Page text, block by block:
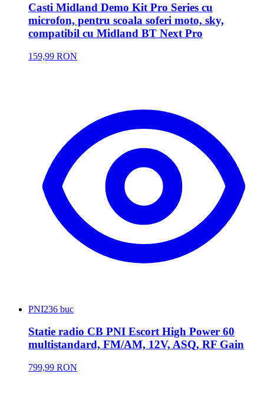
Casti Midland Demo Kit Pro Series cu
microfon, pentru scoala soferi moto, sky,
compatibil cu Midland BT Next Pro
159,99 RON
PNI236 buc
Statie radio CB PNI Escort High Power 60
multistandard, FM/AM, 12V, ASQ, RF Gain
799,99 RON